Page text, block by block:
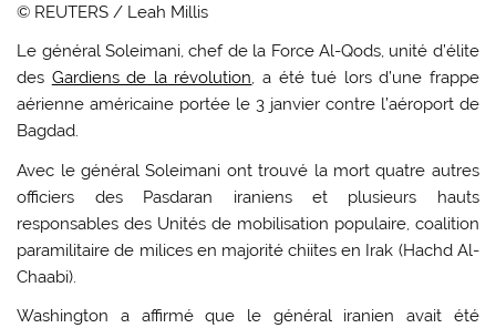
© REUTERS / Leah Millis
Le général Soleimani, chef de la Force Al-Qods, unité d’élite
des Gardiens de la révolution, a été tué lors d’une frappe
aérienne américaine portée le 3 janvier contre l’aéroport de
Bagdad.
Avec le général Soleimani ont trouvé la mort quatre autres
officiers des Pasdaran iraniens et plusieurs hauts
responsables des Unités de mobilisation populaire, coalition
paramilitaire de milices en majorité chiites en Irak (Hachd Al-
Chaabi).
Washington a affirmé que le général iranien avait été